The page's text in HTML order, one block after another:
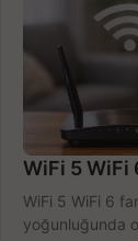
WiFi 5 WiFi
WiFi 5 WiFi 6
yoğunluğunda